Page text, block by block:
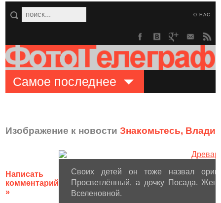
О НАС
Самое последнее
Изображение к новостиЗнакомьтесь,
Написать
комментарий
»
Своих детей он тоже назвал
Просветлённый, а дочку Посада.
Вселеновной.